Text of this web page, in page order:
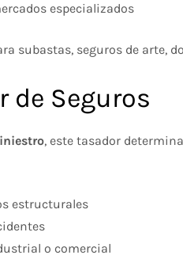
especializados
subastas, seguros de arte,
de Seguros
, este tasador
estructurales
o comercial